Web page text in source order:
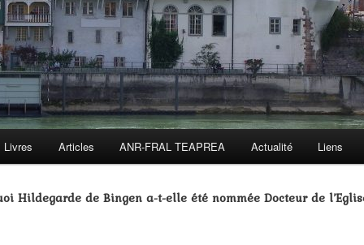
Livres Articles ANR-FRAL TEAPREA Actualité Liens
Hildegarde de Bingen a-t-elle été nommée Docteur de